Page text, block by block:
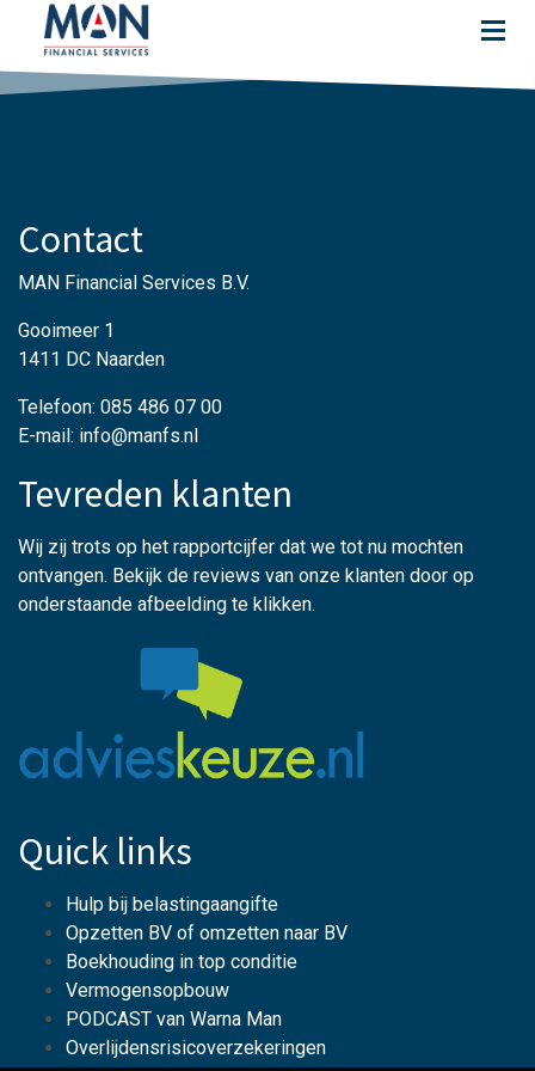
Contact
MAN Financial Services B.V.
Gooimeer 1
1411 DC Naarden
Telefoon: 085 486 07 00
E-mail: info@manfs.nl
Tevreden klanten
Wij zij trots op het rapportcijfer dat we tot nu mochten
ontvangen. Bekijk de reviews van onze klanten door op
onderstaande afbeelding te klikken.
Quick links
Hulp bij belastingaangifte
Opzetten BV of omzetten naar BV
Boekhouding in top conditie
Vermogensopbouw
PODCAST van Warna Man
Overlijdensrisicoverzekeringen